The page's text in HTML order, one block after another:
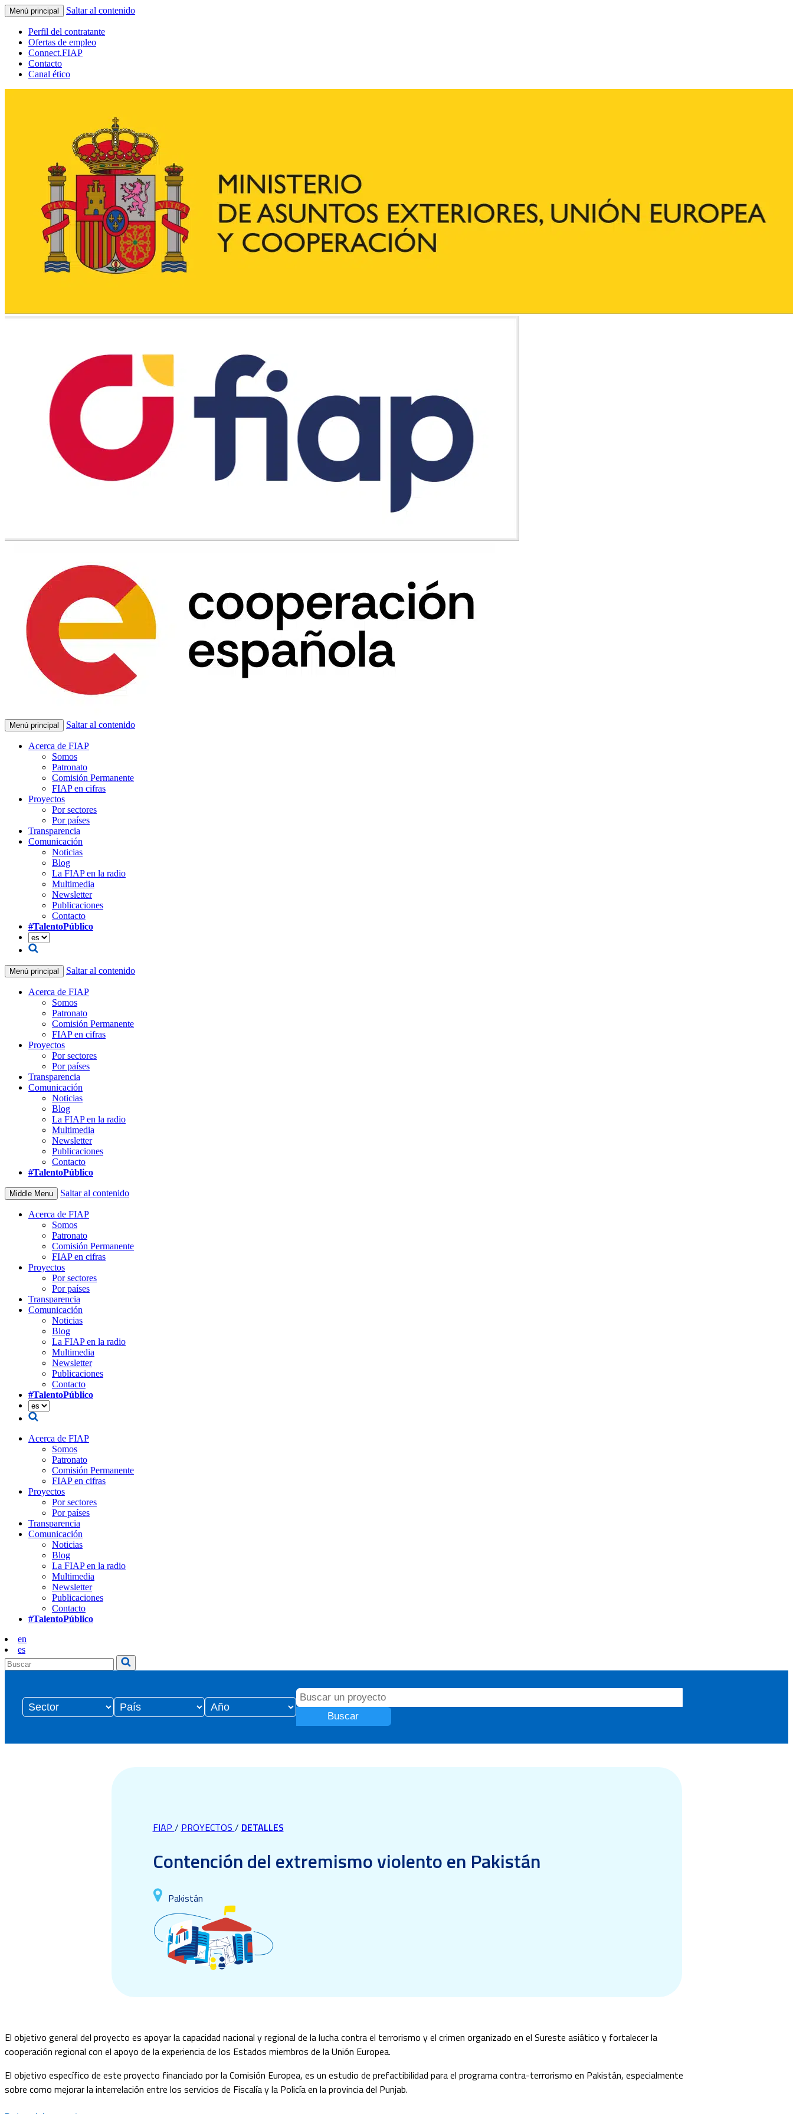
Menú principal Saltar al contenido
Perfil del contratante
Ofertas de empleo
Connect.FIAP
Contacto
Canal ético
Menú principal Saltar al contenido
Acerca de FIAP
Somos
Patronato
Comisión Permanente
FIAP en cifras
Proyectos
Por sectores
Por países
Transparencia
Comunicación
Noticias
Blog
La FIAP en la radio
Multimedia
Newsletter
Publicaciones
Contacto
#TalentoPúblico
Menú principal Saltar al contenido
Acerca de FIAP
Somos
Patronato
Comisión Permanente
FIAP en cifras
Proyectos
Por sectores
Por países
Transparencia
Comunicación
Noticias
Blog
La FIAP en la radio
Multimedia
Newsletter
Publicaciones
Contacto
#TalentoPúblico
Middle Menu Saltar al contenido
Acerca de FIAP
Somos
Patronato
Comisión Permanente
FIAP en cifras
Proyectos
Por sectores
Por países
Transparencia
Comunicación
Noticias
Blog
La FIAP en la radio
Multimedia
Newsletter
Publicaciones
Contacto
#TalentoPúblico
Acerca de FIAP
Somos
Patronato
Comisión Permanente
FIAP en cifras
Proyectos
Por sectores
Por países
Transparencia
Comunicación
Noticias
Blog
La FIAP en la radio
Multimedia
Newsletter
Publicaciones
Contacto
#TalentoPúblico
en
es
Buscar
FIAP / PROYECTOS / DETALLES
Contención del extremismo violento en Pakistán
Pakistán
El objetivo general del proyecto es apoyar la capacidad nacional y regional de la lucha contra el terrorismo y el crimen organizado en el Sureste asiático y fortalecer la
cooperación regional con el apoyo de la experiencia de los Estados miembros de la Unión Europea.
El objetivo específico de este proyecto financiado por la Comisión Europea, es un estudio de prefactibilidad para el programa contra-terrorismo en Pakistán, especialmente
sobre como mejorar la interrelación entre los servicios de Fiscalía y la Policía en la provincia del Punjab.